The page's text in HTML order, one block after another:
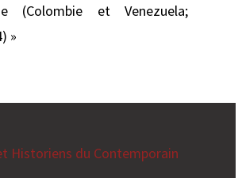
(Colombie et Venezuela;
»
Historiens du Contemporain